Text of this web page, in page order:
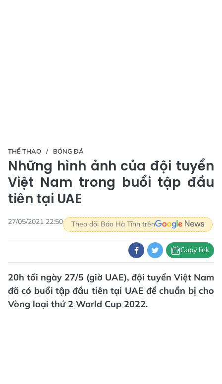
THỂ THAO BÓNG ĐÁ
Những hình ảnh của đội tuyển
Việt Nam trong buổi tập đầu
tiên tại UAE
27/05/2021 22:50 Theo dõi Báo Hà Tĩnh trên
Copy link
20h tối ngày 27/5 (giờ UAE), đội tuyển Việt Nam
đã có buổi tập đầu tiên tại UAE để chuẩn bị cho
Vòng loại thứ 2 World Cup 2022.